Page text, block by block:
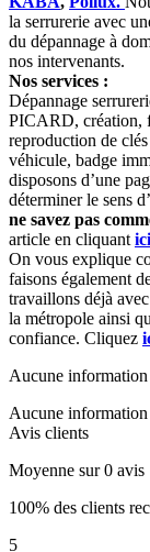
la serrurerie avec
du dépannage à
nos intervenants.
Nos services :
Dépannage
PICARD, création,
reproduction de
véhicule, badge
disposons d’une
déterminer le sens
ne savez pas
article en cliquant ici
On vous explique
faisons également
travaillons déjà
la métropole ainsi
confiance. Cliquez
Aucune
Aucune
Avis clients
Moyenne sur 0 avis
100% des
5